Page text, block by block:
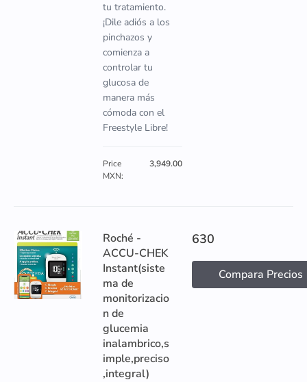
tu tratamiento.
¡Dile adiós a los
pinchazos y
comienza a
controlar tu
glucosa de
manera más
cómoda con el
Freestyle Libre!
Price
MXN:
3,949.00
Roché -
ACCU-CHEK
Instant(siste
ma de
monitorizacio
n de
glucemia
inalambrico,s
imple,preciso
,integral)
630
Compara Precios